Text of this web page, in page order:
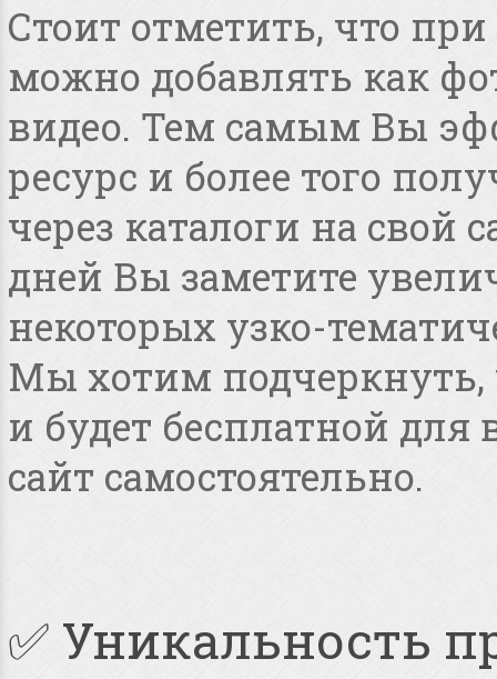
Стоит отметить, что
можно добавлять как
видео. Тем самым Вы
ресурс и более того
через каталоги на свой
дней Вы заметите
некоторых узко-
Мы хотим подчеркнуть,
и будет бесплатной
сайт самостоятельно.
✅ Уникальность